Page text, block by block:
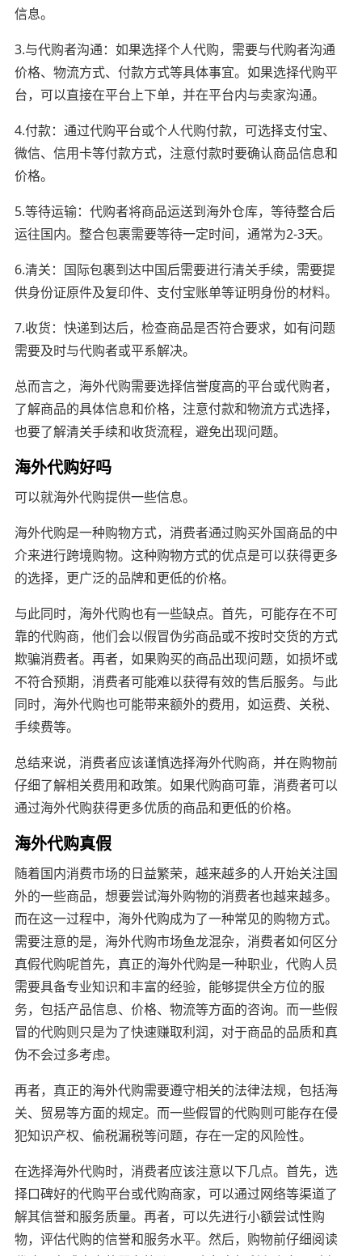
信息。
3.与代购者沟通：如果选择个人代购，需要与代购者沟通
价格、物流方式、付款方式等具体事宜。如果选择代购平
台，可以直接在平台上下单，并在平台内与卖家沟通。
4.付款：通过代购平台或个人代购付款，可选择支付宝、
微信、信用卡等付款方式，注意付款时要确认商品信息和
价格。
5.等待运输：代购者将商品运送到海外仓库，等待整合后
运往国内。整合包裹需要等待一定时间，通常为2-3天。
6.清关：国际包裹到达中国后需要进行清关手续，需要提
供身份证原件及复印件、支付宝账单等证明身份的材料。
7.收货：快递到达后，检查商品是否符合要求，如有问题
需要及时与代购者或平系解决。
总而言之，海外代购需要选择信誉度高的平台或代购者，
了解商品的具体信息和价格，注意付款和物流方式选择，
也要了解清关手续和收货流程，避免出现问题。
海外代购好吗
可以就海外代购提供一些信息。
海外代购是一种购物方式，消费者通过购买外国商品的中
介来进行跨境购物。这种购物方式的优点是可以获得更多
的选择，更广泛的品牌和更低的价格。
与此同时，海外代购也有一些缺点。首先，可能存在不可
靠的代购商，他们会以假冒伪劣商品或不按时交货的方式
欺骗消费者。再者，如果购买的商品出现问题，如损坏或
不符合预期，消费者可能难以获得有效的售后服务。与此
同时，海外代购也可能带来额外的费用，如运费、关税、
手续费等。
总结来说，消费者应该谨慎选择海外代购商，并在购物前
仔细了解相关费用和政策。如果代购商可靠，消费者可以
通过海外代购获得更多优质的商品和更低的价格。
海外代购真假
随着国内消费市场的日益繁荣，越来越多的人开始关注国
外的一些商品，想要尝试海外购物的消费者也越来越多。
而在这一过程中，海外代购成为了一种常见的购物方式。
需要注意的是，海外代购市场鱼龙混杂，消费者如何区分
真假代购呢首先，真正的海外代购是一种职业，代购人员
需要具备专业知识和丰富的经验，能够提供全方位的服
务，包括产品信息、价格、物流等方面的咨询。而一些假
冒的代购则只是为了快速赚取利润，对于商品的品质和真
伪不会过多考虑。
再者，真正的海外代购需要遵守相关的法律法规，包括海
关、贸易等方面的规定。而一些假冒的代购则可能存在侵
犯知识产权、偷税漏税等问题，存在一定的风险性。
在选择海外代购时，消费者应该注意以下几点。首先，选
择口碑好的代购平台或代购商家，可以通过网络等渠道了
解其信誉和服务质量。再者，可以先进行小额尝试性购
物，评估代购的信誉和服务水平。然后，购物前仔细阅读